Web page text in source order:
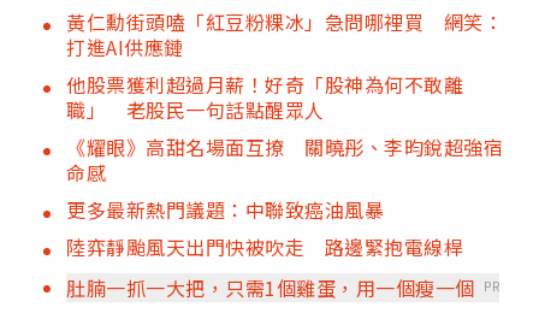
黃仁勳街頭嗑「紅豆粉粿冰」急問哪裡買 網笑：
打進AI供應鏈
他股票獲利超過月薪！好奇「股神為何不敢離
職」 老股民一句話點醒眾人
《耀眼》高甜名場面互撩 關曉彤、李昀銳超強宿
命感
更多最新熱門議題：中聯致癌油風暴
陸弈靜颱風天出門快被吹走 路邊緊抱電線桿
肚腩一抓一大把，只需1個雞蛋，用一個瘦一個 PR